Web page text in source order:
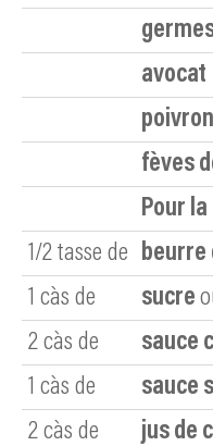
avocat
poivron
fèves
Pour
1/2 tasse de
beurre
1 càs de sucre
2 càs de
sauce
1 càs de
sauce
2 càs de
jus de